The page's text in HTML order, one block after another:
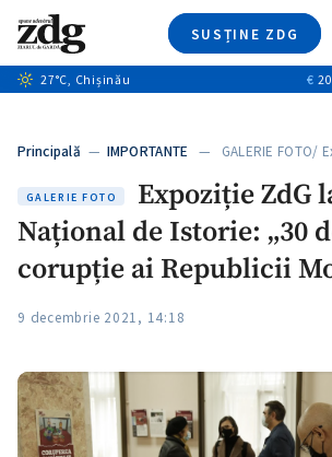
SUSȚINE ZDG
+13
Caută
27°C, Chișinău €
Principală — IMPORTANTE — GALERIE FOTO/
GALERIE FOTO
Expoziție ZdG
Național de Istorie: „30
corupție ai Republicii
9 decembrie 2021, 14:18